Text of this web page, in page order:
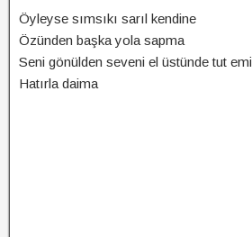
Öyleyse sımsıkı sarıl kendine
Özünden başka yola sapma
Seni gönülden seveni el üstünde tut emi
Hatırla daima